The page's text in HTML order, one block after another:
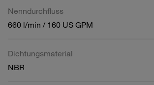
Nenndurchfluss
660 l/min / 160 US GPM
Dichtungsmaterial
NBR